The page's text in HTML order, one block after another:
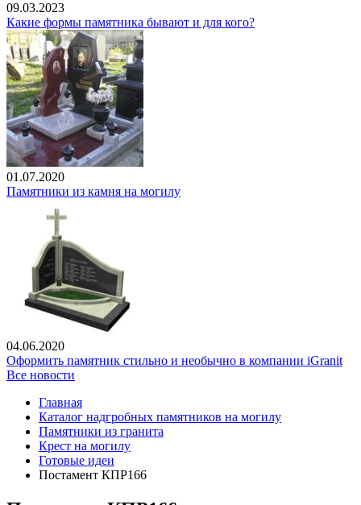
09.03.2023
Какие формы памятника бывают и для кого?
01.07.2020
Памятники из камня на могилу
04.06.2020
Оформить памятник стильно и необычно в компании iGranit
Все новости
Главная
Каталог надгробных памятников на могилу
Памятники из гранита
Крест на могилу
Готовые идеи
Постамент КПР166